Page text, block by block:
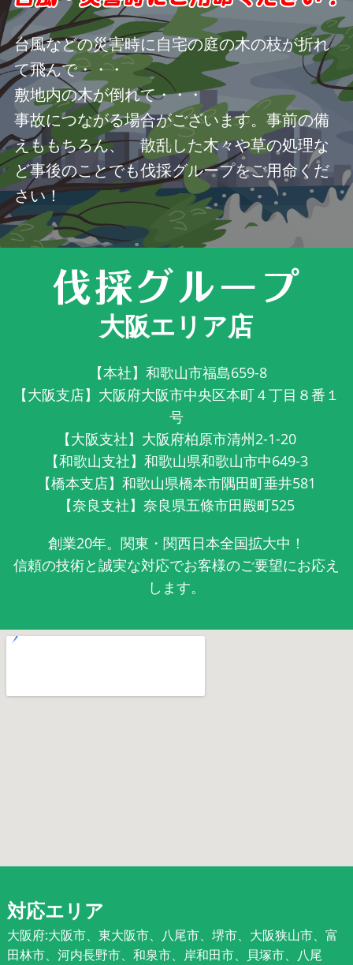
台風などの災害時に自宅の庭の木の枝が折れ
て飛んで・・・
敷地内の木が倒れて・・・
事故につながる場合がございます。事前の備
えももちろん、 散乱した木々や草の処理な
ど事後のことでも伐採グループをご用命くだ
さい！
大阪エリア店
【本社】和歌山市福島659-8
【大阪支店】大阪府大阪市中央区本町４丁目８番１
号
【大阪支社】大阪府柏原市清州2-1-20
【和歌山支社】和歌山県和歌山市中649-3
【橋本支店】和歌山県橋本市隅田町垂井581
【奈良支社】奈良県五條市田殿町525
創業20年。関東・関西日本全国拡大中！
信頼の技術と誠実な対応でお客様のご要望にお応え
します。
対応エリア
大阪府:大阪市、東大阪市、八尾市、堺市、大阪狭山市、富
田林市、河内長野市、和泉市、岸和田市、貝塚市、八尾